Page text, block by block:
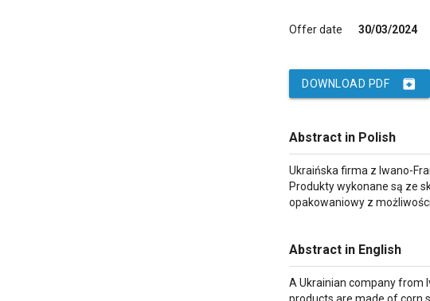
Offer date 30/03/2024
archive
DOWNLOAD PDF
Abstract in Polish
Ukraińska firma z Iwano-
Produkty wykonane są ze
opakowaniowy z
Abstract in English
A Ukrainian company from